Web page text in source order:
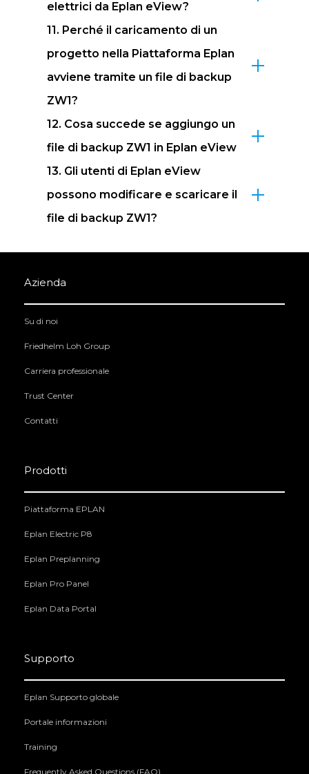
elettrici da Eplan eView?
11. Perché il caricamento di un
progetto nella Piattaforma Eplan
avviene tramite un file di backup
ZW1?
12. Cosa succede se aggiungo un
file di backup ZW1 in Eplan eView
13. Gli utenti di Eplan eView
possono modificare e scaricare il
file di backup ZW1?
Azienda
Su di noi
Friedhelm Loh Group
Carriera professionale
Trust Center
Contatti
Prodotti
Piattaforma EPLAN
Eplan Electric P8
Eplan Preplanning
Eplan Pro Panel
Eplan Data Portal
Supporto
Eplan Supporto globale
Portale informazioni
Training
Frequently Asked Questions (FAQ)